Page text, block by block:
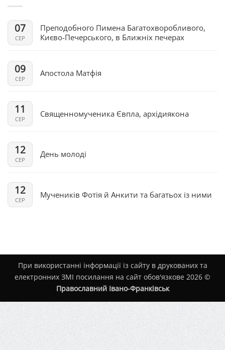
07
СЕР
Преподобного Пимена Багатохворобливого,
Києво-Печерського, в Ближніх печерах
09
СЕР
Апостола Матфія
11
СЕР
Священномученика Євпла, архідиякона
12
СЕР
День молоді
12
СЕР
Мучеників Фотія й Анкити та багатьох із ними
При використанні інформації із сайту в друкованих та
електронних ЗМІ посилання на сайт обов'язкове 2026 ©
Православний Івано-Франківськ